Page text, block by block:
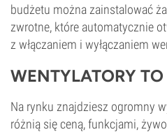
budżetu można zainstalować
zwrotne, które automatycznie
z włączaniem i wyłączaniem
WENTYLATORY
Na rynku znajdziesz ogromny
różnią się ceną, funkcjami,